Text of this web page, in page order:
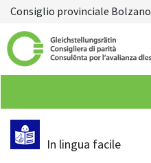
Consiglio provinciale Bolzano
In lingua facile